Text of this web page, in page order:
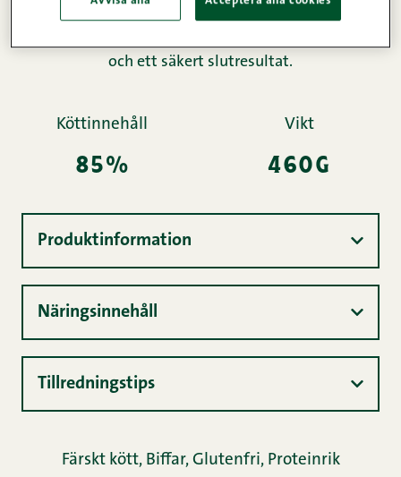
grillen och med stekpannan. Ett smakrikt val när du
och ett säkert slutresultat.
Köttinnehåll
85%
Vikt
460g
Produktinformation
Näringsinnehåll
Tillredningstips
Färskt kött, Biffar, Glutenfri, Proteinrik